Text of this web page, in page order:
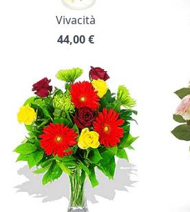
Vivacità
44,00€